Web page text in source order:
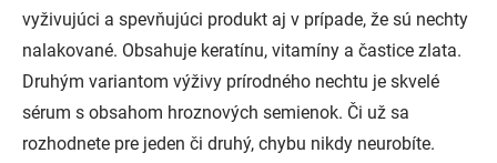
vyživujúci a spevňujúci produkt aj v prípade, že sú nechty
nalakované. Obsahuje keratínu, vitamíny a častice zlata.
Druhým variantom výživy prírodného nechtu je skvelé
sérum s obsahom hroznových semienok. Či už sa
rozhodnete pre jeden či druhý, chybu nikdy neurobíte.